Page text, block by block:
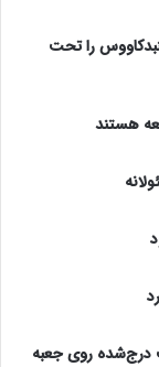
را تحت
هستند
درج‌شده روی جعبه